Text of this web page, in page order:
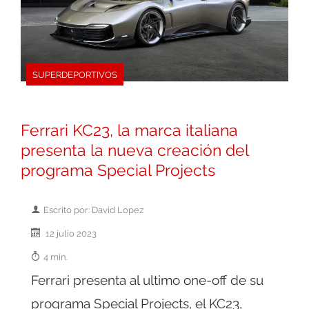
SUPERDEPORTIVOS
Ferrari KC23, la marca italiana
presenta la nueva creación del
programa Special Projects
Escrito por: David Lopez
12 julio 2023
4 min.
Ferrari presenta al ultimo one-off de su
programa Special Projects, el KC23,